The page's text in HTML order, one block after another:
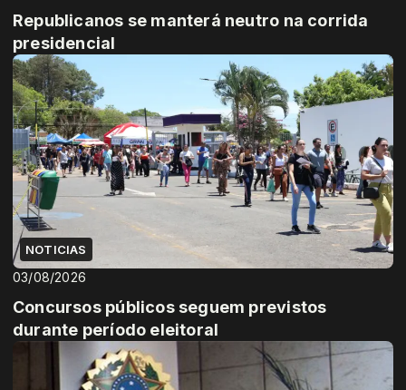
Republicanos se manterá neutro na corrida
presidencial
NOTICIAS
03/08/2026
Concursos públicos seguem previstos
durante período eleitoral